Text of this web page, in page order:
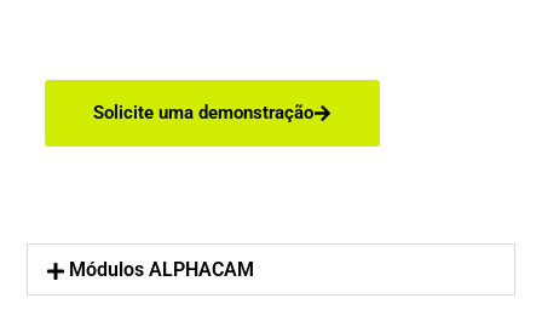
Solicite uma demonstração
Módulos ALPHACAM